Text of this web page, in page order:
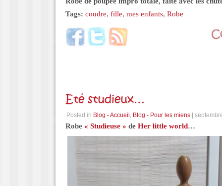
Tags: coudre, fille, mes enfants, Robe
Eté studieux…
Posted in Blog - Accueil , Blog - Pour les miens |
Robe « Studieuse » de Her little world…